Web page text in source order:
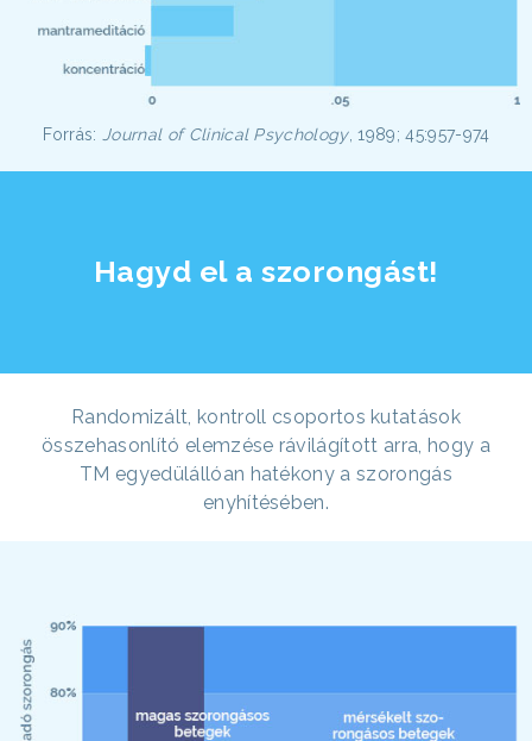
Forrás: Journal of Clinical Psychology, 1989; 45:957-974
Hagyd el a szorongást!
Randomizált, kontroll csoportos kutatások
összehasonlító elemzése rávilágított arra, hogy a
TM egyedülállóan hatékony a szorongás
enyhítésében.